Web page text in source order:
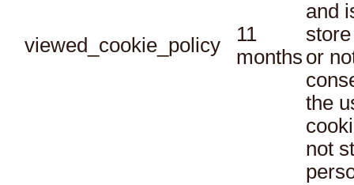
viewed_cookie_policy
11
months
and
or
the
not